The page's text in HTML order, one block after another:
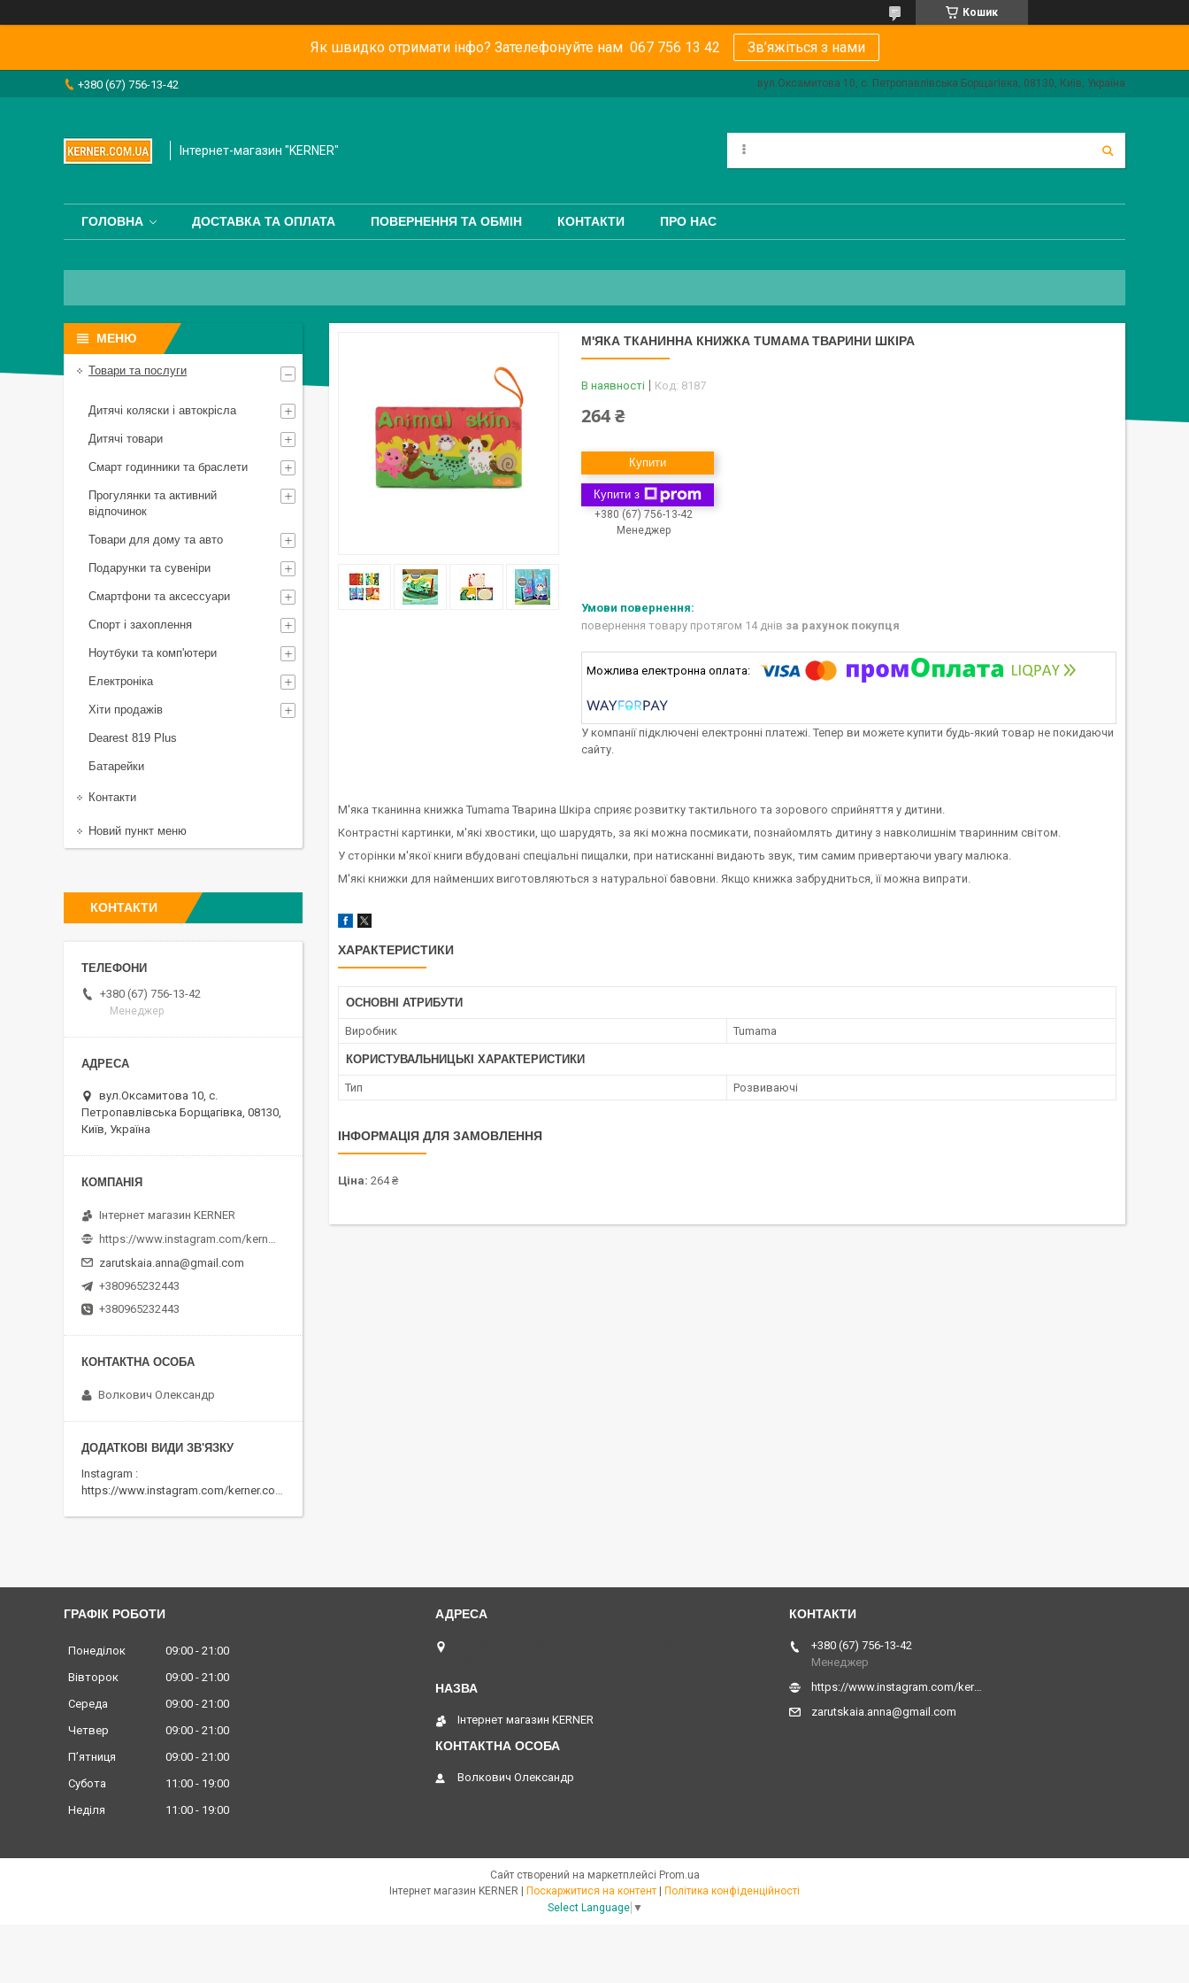
Кошик
Як швидко отримати інфо? Зателефонуйте нам 067 756 13 42 Зв’яжіться з нами
+380 (67) 756-13-42 вул.Оксамитова 10, с. Петропавлівська Борщагівка, 08130, Київ, Україна
Інтернет-магазин "KERNER"
ГОЛОВНА ДОСТАВКА ТА ОПЛАТА ПОВЕРНЕННЯ ТА ОБМІН КОНТАКТИ ПРО НАС
М'ЯКА ТКАНИННА КНИЖКА TUMAMA ТВАРИНИ ШКІРА
В наявності Код: 8187
264 ₴
Купити
Купити з
+380 (67) 756-13-42
Менеджер
повернення товару протягом 14 днів за рахунок покупця
У компанії підключені електронні платежі. Тепер ви можете купити будь-який товар не покидаючи
сайту.
М'яка тканинна книжка Tumama Тварина Шкіра сприяє розвитку тактильного та зорового сприйняття у дитини.
Контрастні картинки, м'які хвостики, що шарудять, за які можна посмикати, познайомлять дитину з навколишнім тваринним світом.
У сторінки м'якої книги вбудовані спеціальні пищалки, при натисканні видають звук, тим самим привертаючи увагу малюка.
М'які книжки для найменших виготовляються з натуральної бавовни. Якщо книжка забрудниться, її можна випрати.
ХАРАКТЕРИСТИКИ
ОСНОВНІ АТРИБУТИ
Виробник Tumama
КОРИСТУВАЛЬНИЦЬКІ ХАРАКТЕРИСТИКИ
Тип Розвиваючі
ІНФОРМАЦІЯ ДЛЯ ЗАМОВЛЕННЯ
Ціна: 264 ₴
Товари та послуги
Дитячі коляски і автокрісла
Дитячі товари
Смарт годинники та браслети
Прогулянки та активний
відпочинок
Товари для дому та авто
Подарунки та сувеніри
Смартфони та аксессуари
Спорт і захоплення
Ноутбуки та комп'ютери
Електроніка
Хіти продажів
Dearest 819 Plus
Батарейки
Контакти
Новий пункт меню
КОНТАКТИ
+380 (67) 756-13-42
Менеджер
вул.Оксамитова 10, с.
Петропавлівська Борщагівка, 08130,
Київ, Україна
Інтернет магазин KERNER
https://www.instagram.com/kerner_kids
zarutskaia.anna@gmail.com
+380965232443
+380965232443
Волкович Олександр
Instagram
https://www.instagram.com/kerner.com.ua
ГРАФІК РОБОТИ
Понеділок 09:00
21:00
Вівторок
09:00
21:00
Середа
09:00
21:00
Четвер
09:00
21:00
Пʼятниця
09:00
21:00
Субота
11:00
19:00
Неділя
11:00 19:00
Інтернет магазин KERNER
Волкович Олександр
+380 (67) 756-13-42
Менеджер
https://www.instagram.com/kerner_kids
zarutskaia.anna@gmail.com
Сайт створений на маркетплейсі Prom.ua
Поскаржитися на контент
Політика конфіденційності
Select Language ▼